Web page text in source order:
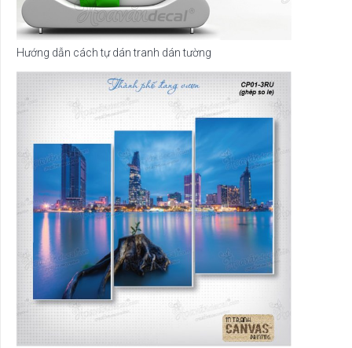
Hướng dẫn cách tự dán tranh dán tường